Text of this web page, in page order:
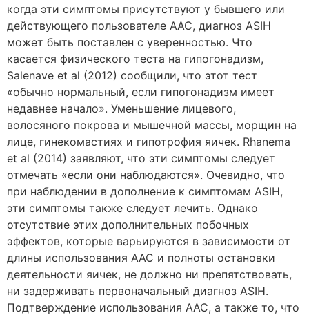
когда эти симптомы присутствуют у бывшего или
действующего пользователе ААС, диагноз ASIH
может быть поставлен с уверенностью. Что
касается физического теста на гипогонадизм,
Salenave et al (2012) сообщили, что этот тест
«обычно нормальный, если гипогонадизм имеет
недавнее начало». Уменьшение лицевого,
волосяного покрова и мышечной массы, морщин на
лице, гинекомастиях и гипотрофия яичек. Rhanema
et al (2014) заявляют, что эти симптомы следует
отмечать «если они наблюдаются». Очевидно, что
при наблюдении в дополнение к симптомам ASIH,
эти симптомы также следует лечить. Однако
отсутствие этих дополнительных побочных
эффектов, которые варьируются в зависимости от
длины использования ААС и полноты остановки
деятельности яичек, не должно ни препятствовать,
ни задерживать первоначальный диагноз ASIH.
Подтверждение использования ААС, а также то, что